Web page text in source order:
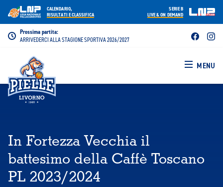
Prossima partita:
ARRIVEDERCI ALLA STAGIONE SPORTIVA 2026/2027
MENU
SERIE B
LIVE & ON DEMAND
CALENDARIO,
RISULTATI E CLASSIFICA
In Fortezza Vecchia il
battesimo della Caffè Toscano
PL 2023/2024